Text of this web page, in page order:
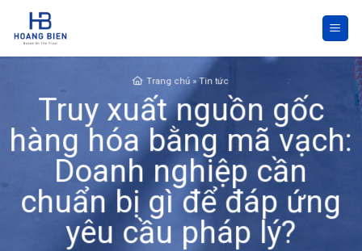
content
Trang chủ »Tin tức
Truy xuất nguồn gốc
hàng hóa bằng mã vạch:
Doanh nghiệp cần
chuẩn bị gì để đáp ứng
yêu cầu pháp lý?